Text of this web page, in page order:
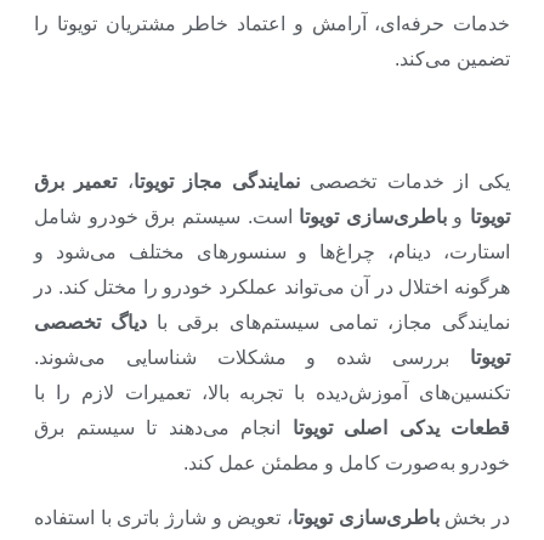
خدمات حرفه‌ای، آرامش و اعتماد خاطر مشتریان تویوتا را
تضمین می‌کند.
یکی از خدمات تخصصی نمایندگی مجاز تویوتا،تعمیر برق
تویوتا وباطری‌سازی تویوتا است. سیستم برق خودرو شامل
استارت، دینام، چراغ‌ها و سنسورهای مختلف می‌شود و
هرگونه اختلال در آن می‌تواند عملکرد خودرو را مختل کند. در
نمایندگی مجاز، تمامی سیستم‌های برقی با دیاگ تخصصی
تویوتا بررسی شده و مشکلات شناسایی می‌شوند.
تکنسین‌های آموزش‌دیده با تجربه بالا، تعمیرات لازم را با
قطعات یدکی اصلی تویوتا انجام می‌دهند تا سیستم برق
خودرو به‌صورت کامل و مطمئن عمل کند.
در بخشباطری‌سازی تویوتا، تعویض و شارژ باتری با استفاده